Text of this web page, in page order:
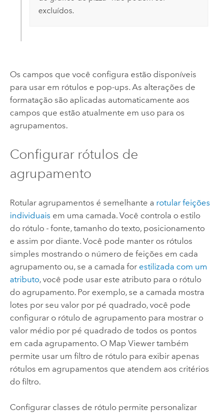
excluídos.
Os campos que você configura estão disponíveis
para usar em rótulos e pop-ups. As alterações de
formatação são aplicadas automaticamente aos
campos que estão atualmente em uso para os
agrupamentos.
Configurar rótulos de
agrupamento
Rotular agrupamentos é semelhante a rotular feições
individuais em uma camada. Você controla o estilo
do rótulo - fonte, tamanho do texto, posicionamento
e assim por diante. Você pode manter os rótulos
simples mostrando o número de feições em cada
agrupamento ou, se a camada for estilizada com um
atributo, você pode usar este atributo para o rótulo
do agrupamento. Por exemplo, se a camada mostra
lotes por seu valor por pé quadrado, você pode
configurar o rótulo de agrupamento para mostrar o
valor médio por pé quadrado de todos os pontos
em cada agrupamento. O Map Viewertambém
permite usar um filtro de rótulo para exibir apenas
rótulos em agrupamentos que atendem aos critérios
do filtro.
Configurar classes de rótulo permite personalizar